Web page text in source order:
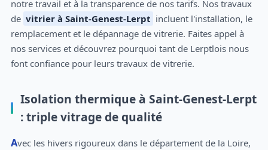
notre travail et à la transparence de nos tarifs. Nos travaux
de vitrier à Saint-Genest-Lerpt incluent l'installation, le
remplacement et le dépannage de vitrerie. Faites appel à
nos services et découvrez pourquoi tant de Lerptlois nous
font confiance pour leurs travaux de vitrerie.
Isolation thermique à Saint-Genest-Lerpt
: triple vitrage de qualité
Avec les hivers rigoureux dans le département de la Loire,